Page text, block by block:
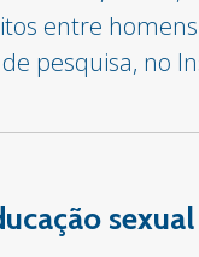
entre
pesquisa, no
sexual